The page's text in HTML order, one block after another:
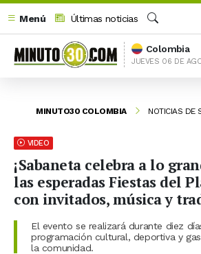
Menú
Últimas noticias
Buscar
Colombia
JUEVES 06 DE
MINUTO30 COLOMBIA NOTICIAS DE
VIDEO
¡Sabaneta celebra a lo
las esperadas Fiestas del
con invitados, música y
El evento se realizará durante diez
programación cultural, deportiva y
la comunidad.